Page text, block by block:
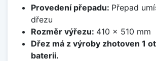
Provedení přepadu: Přepad
dřezu
Rozměr výřezu: 410 x 510 mm
Dřez má z výroby zhotoven 1
baterii.